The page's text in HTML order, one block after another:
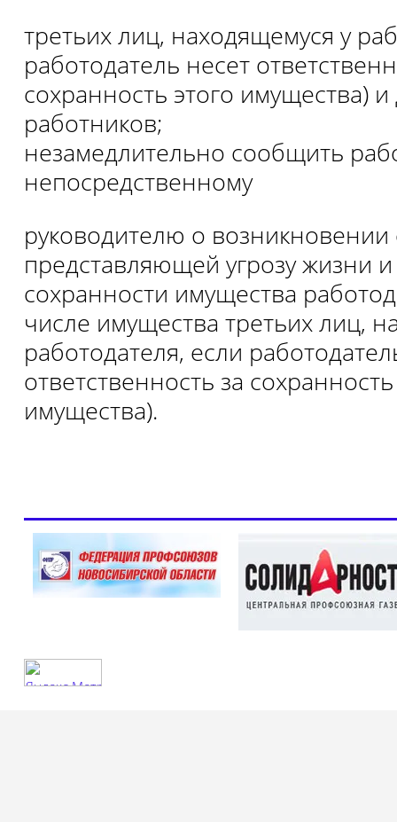
третьих лиц, находящемуся у
работодатель несет
сохранность этого имущества) и
работников;
незамедлительно сообщить
непосредственному
руководителю о возникновении
представляющей угрозу жизни
сохранности имущества
числе имущества третьих лиц,
работодателя, если
ответственность за
имущества).